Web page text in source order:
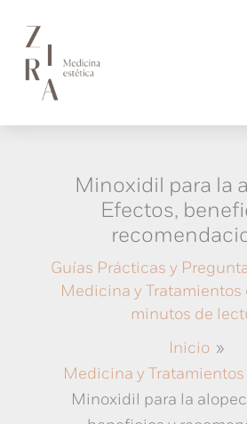
contenido
Minoxidil para la
Efectos,
Guías Prácticas y
Medicina y Tratamientos
minutos de
Inicio
Medicina y
Minoxidil para la